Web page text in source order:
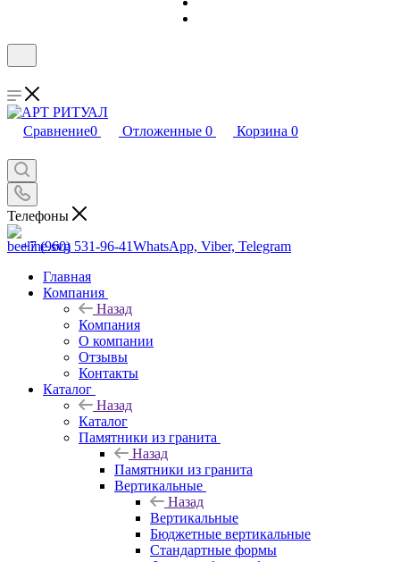
Сравнение0 Отложенные 0 Корзина 0
Телефоны
+7 (960) 531-96-41WhatsApp, Viber, Telegram
Главная
Компания
Назад
Компания
О компании
Отзывы
Контакты
Каталог
Назад
Каталог
Памятники из гранита
Назад
Памятники из гранита
Вертикальные
Назад
Вертикальные
Бюджетные вертикальные
Стандартные формы